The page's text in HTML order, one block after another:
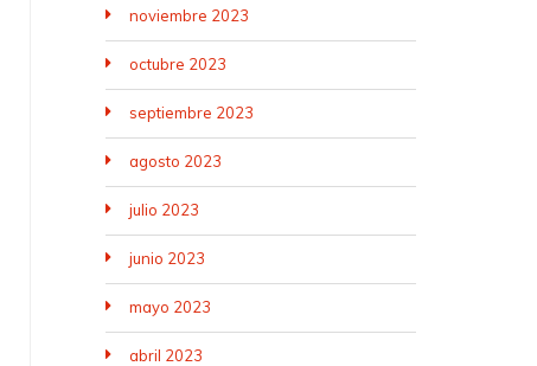
noviembre 2023
octubre 2023
septiembre 2023
agosto 2023
julio 2023
junio 2023
mayo 2023
abril 2023